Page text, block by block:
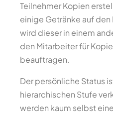
Teilnehmer Kopien
einige Getränke auf
wird dieser in einem
den Mitarbeiter für
beauftragen.
Der persönliche Status
hierarchischen Stufe
werden kaum selbst